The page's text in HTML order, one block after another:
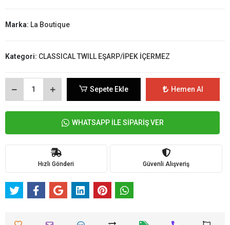
Marka: La Boutique
Kategori: CLASSICAL TWILL EŞARP/İPEK İÇERMEZ
Sepete Ekle Hemen Al
WHATSAPP İLE SİPARİŞ VER
Hızlı Gönderi Güvenli Alışveriş